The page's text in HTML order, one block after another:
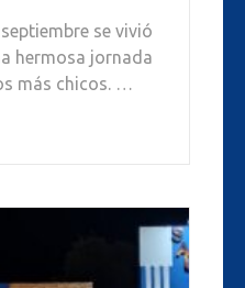
se vivió
hermosa jornada
más chicos. …